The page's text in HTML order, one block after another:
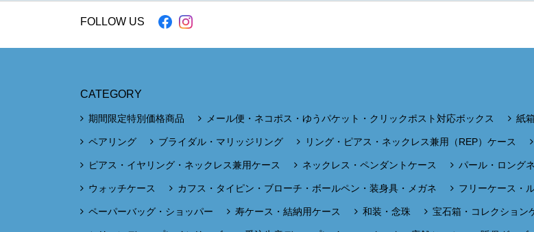
FOLLOW US
CATEGORY
期間限定特別価格商品 メール便・ネコポス・ゆうパケット・クリックポスト対応ボックス 紙
ペアリング ブライダル・マリッジリング リング・ピアス・ネックレス兼用（REP）ケース
ピアス・イヤリング・ネックレス兼用ケース ネックレス・ペンダントケース パール・ロング
ウォッチケース カフス・タイピン・ブローチ・ボールペン・装身具・メガネ フリーケース・
ペーパーバッグ・ショッパー 寿ケース・結納用ケース 和装・念珠 宝石箱・コレクション